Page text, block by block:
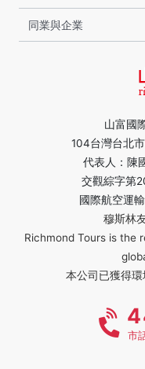
山富國
104台灣台北
代表人：陳
交觀綜字第
國際航空運
穆斯林
Richmond Tours is the
本公司已獲得
同業與企業
市